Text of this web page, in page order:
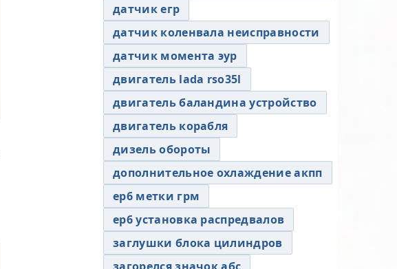
датчик егр
датчик коленвала неисправности
датчик момента эур
двигатель lada rso35l
двигатель баландина устройство
двигатель корабля
дизель обороты
дополнительное охлаждение акпп
ер6 метки грм
ер6 установка распредвалов
заглушки блока цилиндров